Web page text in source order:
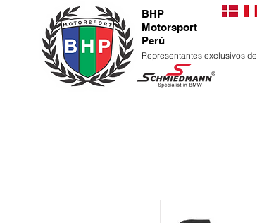
BHP
Motorsport
Perú
Representantes exclusivos de